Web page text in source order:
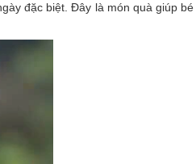
đặc biệt. Đây là món quà giúp